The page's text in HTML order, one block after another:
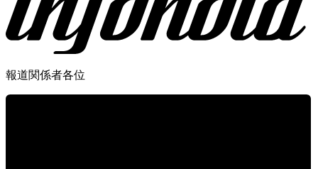
報道関係者各位